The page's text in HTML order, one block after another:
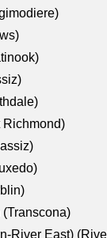
Richmond)
River East)